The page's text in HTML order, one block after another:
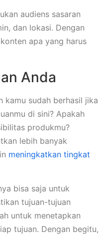
audiens sasaran
dan lokasi. Dengan
apa yang harus
Anda
kamu sudah berhasil jika
di sini? Apakah
produkmu?
lebih banyak
meningkatkan tingkat
bisa saja untuk
tujuan-tujuan
untuk menetapkan
tujuan. Dengan begitu,